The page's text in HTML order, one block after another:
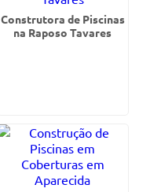
Construtora de Piscinas
na Raposo Tavares